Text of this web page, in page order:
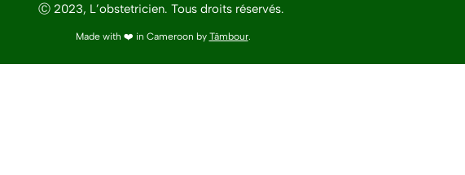
Ⓒ 2023, L’obstetricien. Tous droits réservés.
Made with ❤️ in Cameroon by Tâmbour.